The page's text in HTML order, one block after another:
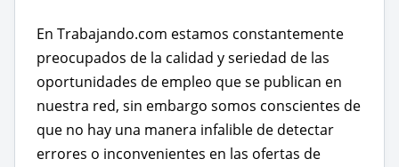
En Trabajando.com estamos constantemente
preocupados de la calidad y seriedad de las
oportunidades de empleo que se publican en
nuestra red, sin embargo somos conscientes de
que no hay una manera infalible de detectar
errores o inconvenientes en las ofertas de